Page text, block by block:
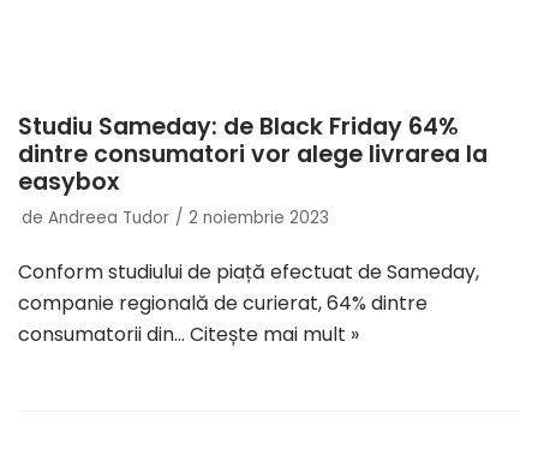
Studiu Sameday: de Black Friday 64%
dintre consumatori vor alege livrarea la
easybox
de Andreea Tudor 2 noiembrie 2023
Conform studiului de piață efectuat de Sameday,
companie regională de curierat, 64% dintre
consumatorii din… Citește mai mult »